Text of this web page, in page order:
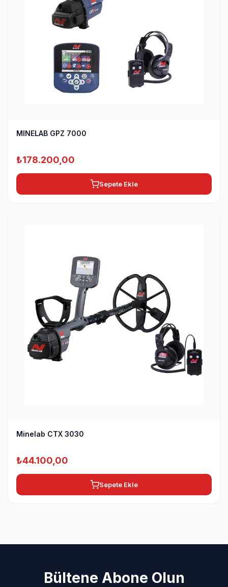
MINELAB GPZ 7000
₺178.200,00
Sepete Ekle
Minelab CTX 3030
₺44.100,00
Sepete Ekle
Bültene Abone Olun